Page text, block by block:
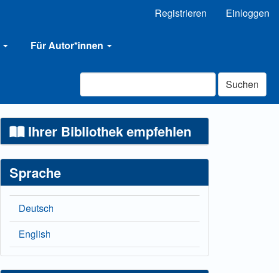
Registrieren Einloggen
Für Autor*innen
Suchen
Ihrer Bibliothek empfehlen
Sprache
Deutsch
English